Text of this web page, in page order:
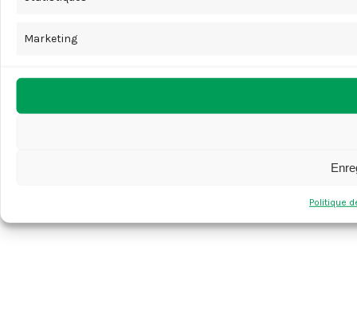
Marketing
Politique